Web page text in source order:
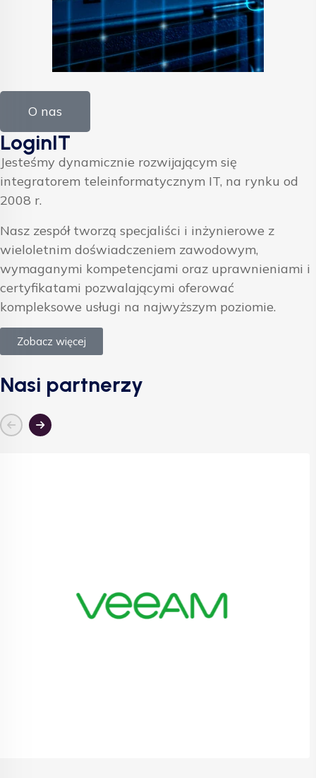
O nas
LoginIT
Jesteśmy dynamicznie rozwijającym się
integratorem teleinformatycznym IT, na rynku od
2008 r.
Nasz zespół tworzą specjaliści i inżynierowe z
wieloletnim doświadczeniem zawodowym,
wymaganymi kompetencjami oraz uprawnieniami i
certyfikatami pozwalającymi oferować
kompleksowe usługi na najwyższym poziomie.
Zobacz więcej
Nasi partnerzy